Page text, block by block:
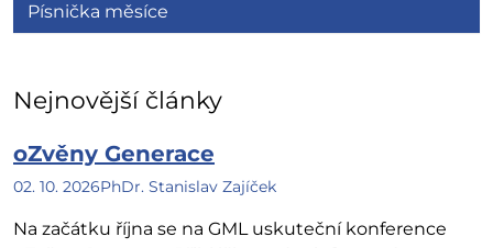
Písnička měsíce
Nejnovější články
oZvěny Generace
02. 10. 2026PhDr. Stanislav Zajíček
Na začátku října se na GML uskuteční konference